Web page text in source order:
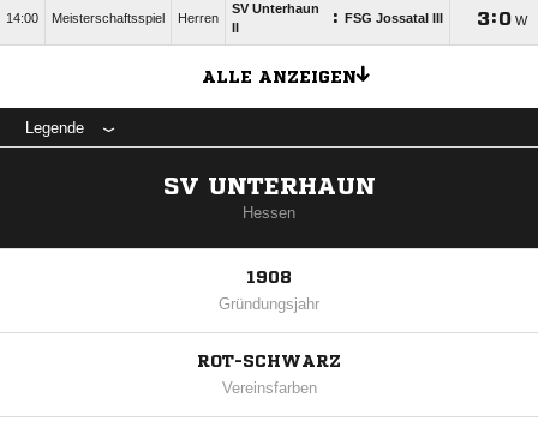
14:00 Meisterschaftsspiel Herren
SV Unterhaun
: FSG Jossatal III : W
ALLE ANZEIGEN
Legende
SV UNTERHAUN
Hessen
1908
Gründungsjahr
ROT-SCHWARZ
Vereinsfarben